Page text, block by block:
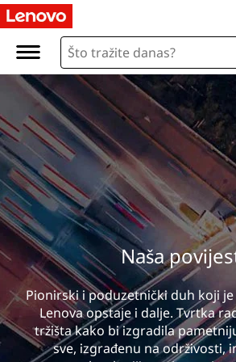
N
a
p
o
v
i
j
e
Naša
Pionirski i poduzetnički duh koji
Lenova opstaje i dalje. Tvrtka
tržišta kako bi izgradila
sve, izgrađenu na održivosti,